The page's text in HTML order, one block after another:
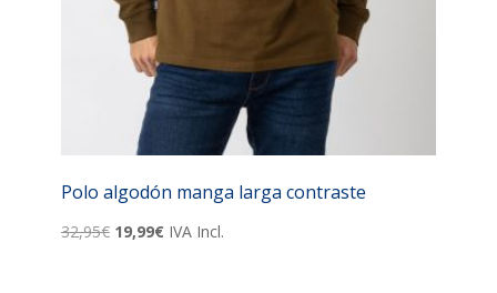
Polo algodón manga larga contraste
32,95€ El
19,99€ElIVA Incl.